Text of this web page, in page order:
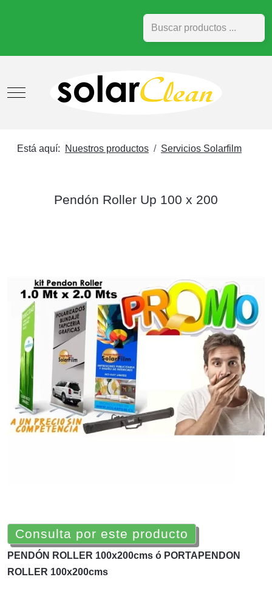
Buscar
Mobile Menu Toggle
Está aquí: Nuestros productos Servicios Solarfilm
Pendón Roller Up 100 x 200
Consulta por este producto
PENDÓN ROLLER 100x200cms ó PORTAPENDON
ROLLER 100x200cms